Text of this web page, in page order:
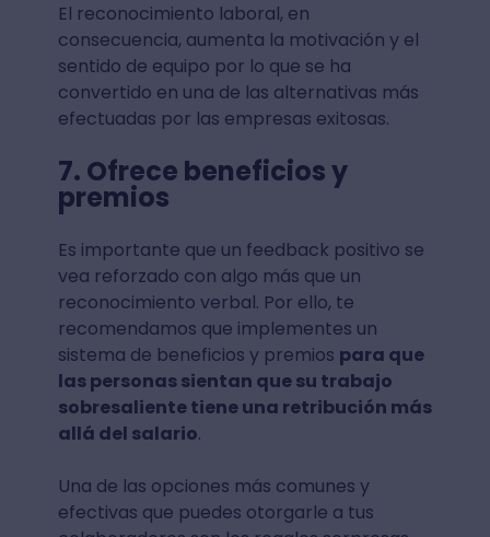
El reconocimiento laboral, en
consecuencia, aumenta la motivación y el
sentido de equipo por lo que se ha
convertido en una de las alternativas más
efectuadas por las empresas exitosas.
7. Ofrece beneficios y
premios
Es importante que un feedback positivo se
vea reforzado con algo más que un
reconocimiento verbal. Por ello, te
recomendamos que implementes un
sistema de beneficios y premios para que
las personas sientan que su trabajo
sobresaliente tiene una retribución más
allá del salario.
Una de las opciones más comunes y
efectivas que puedes otorgarle a tus